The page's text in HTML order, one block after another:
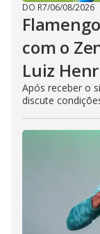
DO R7/06/08/2026
com o
Luiz
Após receber o
discute